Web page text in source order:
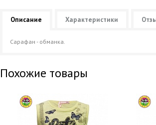
Описание Характеристики
Сарафан - обманка.
Похожие товары